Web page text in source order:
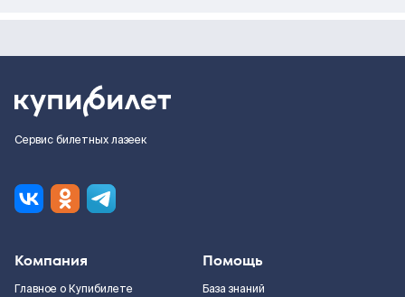
Сервис билетных лазеек
Компания
Главное о Купибилете
Помощь
База знаний